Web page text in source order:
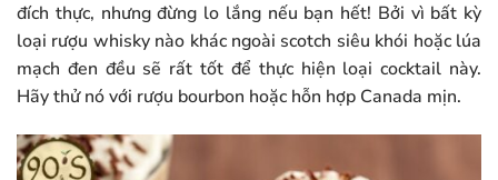
đích thực, nhưng đừng lo lắng nếu bạn hết! Bởi vì bất kỳ
loại rượu whisky nào khác ngoài scotch siêu khói hoặc lúa
mạch đen đều sẽ rất tốt để thực hiện loại cocktail này.
Hãy thử nó với rượu bourbon hoặc hỗn hợp Canada mịn.